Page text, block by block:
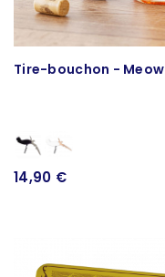
Tire-bouchon - Meow
14,90 €